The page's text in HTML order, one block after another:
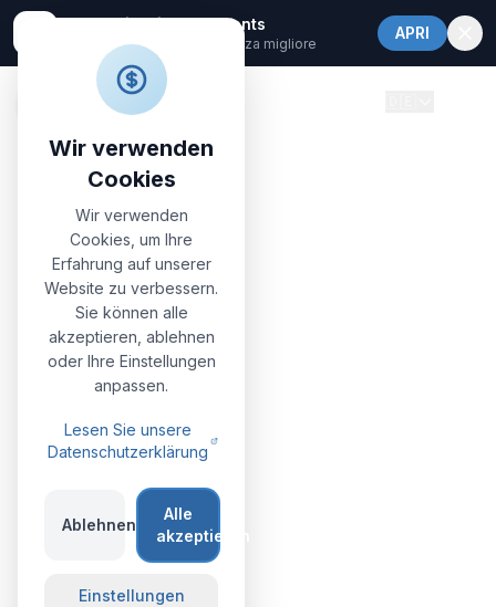
Nonna Vittoria Apartments
Apri nell'app per un'esperienza migliore
APRI
Wir verwenden
Cookies
Wir verwenden
Cookies, um Ihre
Erfahrung auf unserer
Website zu verbessern.
Sie können alle
akzeptieren, ablehnen
oder Ihre Einstellungen
anpassen.
Lesen Sie unsere
Datenschutzerklärung
Ablehnen
Alle
akzeptieren
Einstellungen